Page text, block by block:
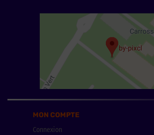
MON COMPTE
Connexion